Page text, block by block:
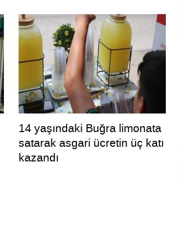
14 yaşındaki Buğra limonata
satarak asgari ücretin üç katı
kazandı